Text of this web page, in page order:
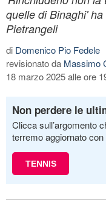
quelle di Binaghi'
Pietrangeli
di Domenico Pio Fedele
revisionato da Massimo
18 marzo 2025 alle ore
Non perdere le
Clicca sull’argomento
terremo aggiornato
TENNIS